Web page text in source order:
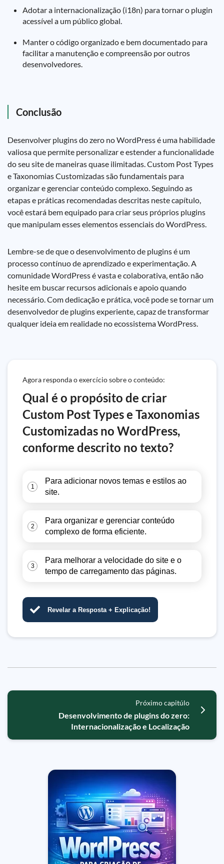
Adotar a internacionalização (i18n) para tornar o plugin
acessível a um público global.
Manter o código organizado e bem documentado para
facilitar a manutenção e compreensão por outros
desenvolvedores.
Conclusão
Desenvolver plugins do zero no WordPress é uma habilidade
valiosa que permite personalizar e estender a funcionalidade
do seu site de maneiras quase ilimitadas. Custom Post Types
e Taxonomias Customizadas são fundamentais para
organizar e gerenciar conteúdo complexo. Seguindo as
etapas e práticas recomendadas descritas neste capítulo,
você estará bem equipado para criar seus próprios plugins
que manipulam esses elementos essenciais do WordPress.
Lembre-se de que o desenvolvimento de plugins é um
processo contínuo de aprendizado e experimentação. A
comunidade WordPress é vasta e colaborativa, então não
hesite em buscar recursos adicionais e apoio quando
necessário. Com dedicação e prática, você pode se tornar um
desenvolvedor de plugins experiente, capaz de transformar
qualquer ideia em realidade no ecossistema WordPress.
Agora responda o exercício sobre o conteúdo:
Qual é o propósito de criar
Custom Post Types e Taxonomias
Customizadas no WordPress,
conforme descrito no texto?
1
Para adicionar novos temas e estilos ao
site.
2
Para organizar e gerenciar conteúdo
complexo de forma eficiente.
3
Para melhorar a velocidade do site e o
tempo de carregamento das páginas.
Revelar a Resposta + Explicação!
Próximo capitúlo
Desenvolvimento de plugins do zero:
Internacionalização e Localização